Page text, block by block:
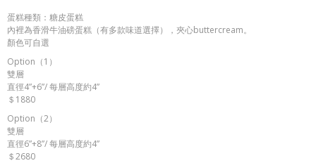
蛋糕種類：糖皮蛋糕
內裡為香滑牛油磅蛋糕（有多款味道選擇），夾心buttercream。
顏色可自選
Option（1）
雙層
直徑4”+6”/ 每層高度約4”
＄1880
Option（2）
雙層
直徑6”+8”/ 每層高度約4”
＄2680